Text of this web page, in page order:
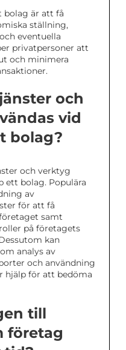
bolag är att få
ställning,
eventuella
privatpersoner att
och minimera
och
vid
bolag?
och verktyg
bolag. Populära
av
för att få
samt
på företagets
kan
analys av
och användning
hjälp för att bedöma
till
företag